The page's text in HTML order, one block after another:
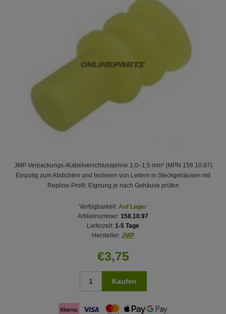
JMP Verpackungs-/Kabelverschlusspinne 1,0–1,5 mm² (MPN 158.10.97)
Einpolig zum Abdichten und Isolieren von Leitern in Steckgehäusen mit
Repline‑Profil; Eignung je nach Gehäuse prüfen
Verfügbarkeit: Auf Lager
Artikelnummer: 158.10.97
Lieferzeit: 1-5 Tage
Hersteller: JMP
€3,75
Kaufen